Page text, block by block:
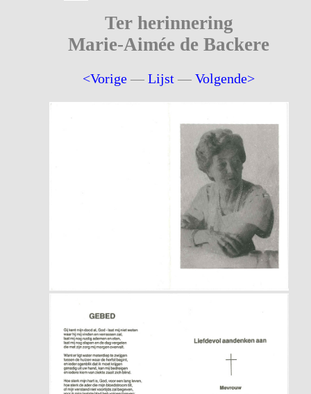
Ter herinnering
Marie-Aimée de Backere
<Vorige —Lijst —Volgende>